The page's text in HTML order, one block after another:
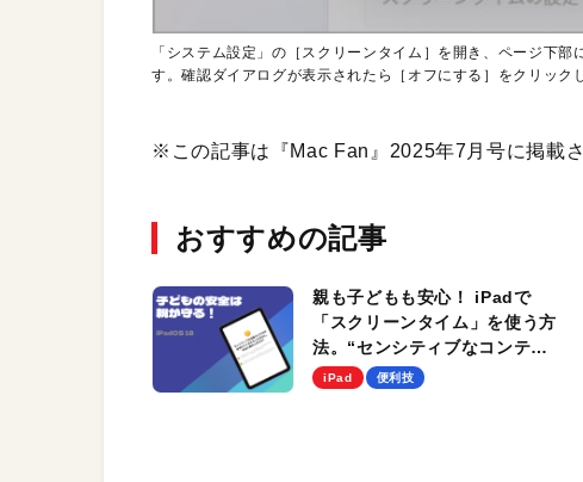
「システム設定」の［スクリーンタイム］を開き、ページ下
す。確認ダイアログが表示されたら［オフにする］をクリック
※この記事は『Mac Fan』2025年7月号に掲載さ
おすすめの記事
親も子どもも安心！ iPadで
「スクリーンタイム」を使う方
法。“センシティブなコンテン
ツ”をブロックしよう
iPad 便利技